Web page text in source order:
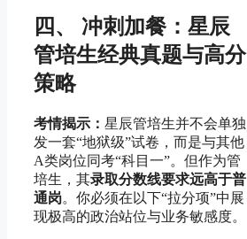
四、 冲刺加餐：星辰
管培生经典真题与高分
策略
考情揭示： 星辰管培生并不会单独
发一套“地狱级”试卷，而是与其他
A类岗位同考“科目一”。但作为管
培生，其录取分数线要求远高于普
通岗。你必须在以下“拉分项”中展
现极高的政治站位与业务敏感度。